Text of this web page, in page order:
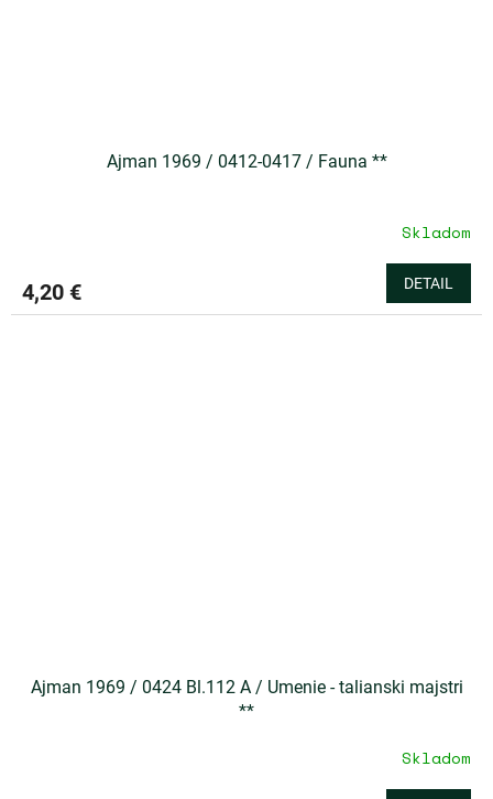
Ajman 1969 / 0412-0417 / Fauna **
Skladom
4,20 € DETAIL
Ajman 1969 / 0424 Bl.112 A / Umenie - talianski majstri
**
Skladom